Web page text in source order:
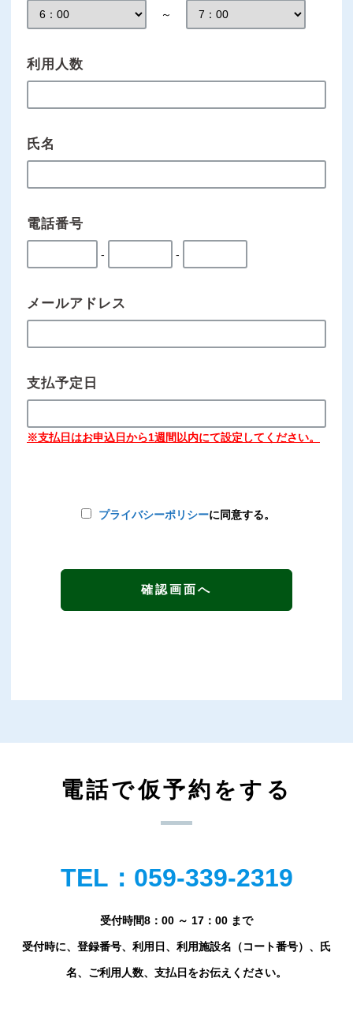
～
利用人数
氏名
電話番号
- -
メールアドレス
支払予定日
※支払日はお申込日から1週間以内にて設定してください。
プライバシーポリシーに同意する。
電話で仮予約をする
TEL：059-339-2319
受付時間8：00 ～ 17：00 まで
受付時に、登録番号、利用日、利用施設名（コート番号）、氏
名、ご利用人数、支払日をお伝えください。